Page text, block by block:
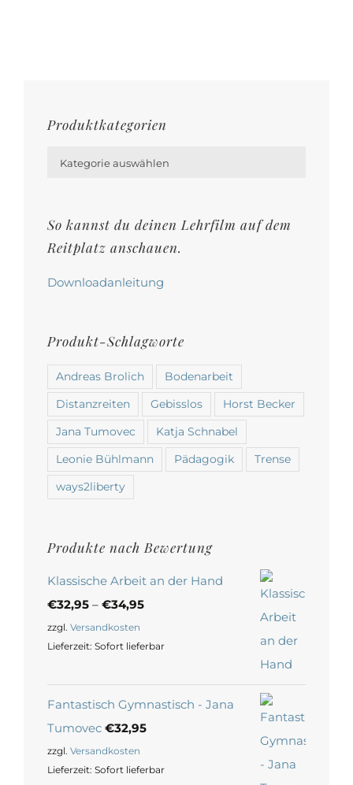
können
gewählt
werden
Produktkategorien
Kategorie auswählen
So kannst du deinen Lehrfilm auf dem
Reitplatz anschauen.
Downloadanleitung
Produkt-Schlagworte
Andreas Brolich Bodenarbeit
Distanzreiten Gebisslos Horst Becker
Jana Tumovec Katja Schnabel
Leonie Bühlmann Pädagogik Trense
ways2liberty
Produkte nach Bewertung
Klassische Arbeit an der Hand
€32,95 – €34,95
zzgl. Versandkosten
Lieferzeit: Sofort lieferbar
Fantastisch Gymnastisch - Jana
Tumovec €32,95
zzgl. Versandkosten
Lieferzeit: Sofort lieferbar